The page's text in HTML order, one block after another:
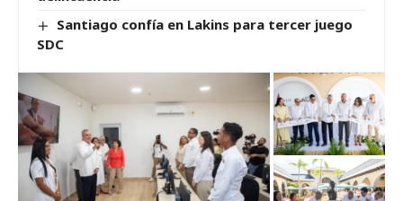
Santiago confía en Lakins para tercer juego
SDC